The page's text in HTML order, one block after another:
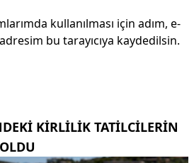
kullanılması için adım, e-
bu tarayıcıya kaydedilsin.
KIRLILIK TATILCILERIN